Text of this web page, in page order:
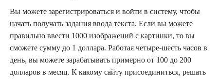
Вы можете зарегистрироваться и войти в систему, чтобы
начать получать задания ввода текста. Если вы можете
правильно ввести 1000 изображений с картинки, то вы
сможете сумму до 1 доллара. Работая четыре-шесть часов в
день, вы можете зарабатывать примерно от 100 до 200
долларов в месяц. К какому сайту присоединиться, решать